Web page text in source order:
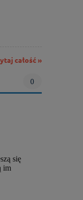
całość »
0
się
im